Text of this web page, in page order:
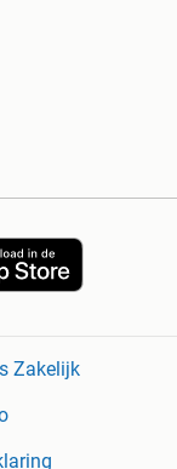
Zakelijk